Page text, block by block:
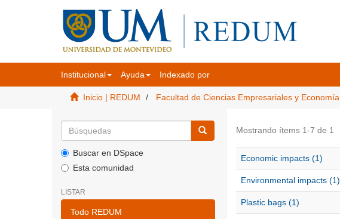
Institucional Ayuda Indexado por
Inicio | REDUM Facultad de Ciencias Empresariales y Economía
Buscar en DSpace
Esta comunidad
LISTAR
Todo REDUM
Mostrando ítems 1-7 de 1
Economic impacts (1)
Environmental impacts (1)
Plastic bags (1)